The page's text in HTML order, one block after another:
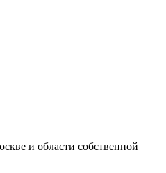
и области собственной